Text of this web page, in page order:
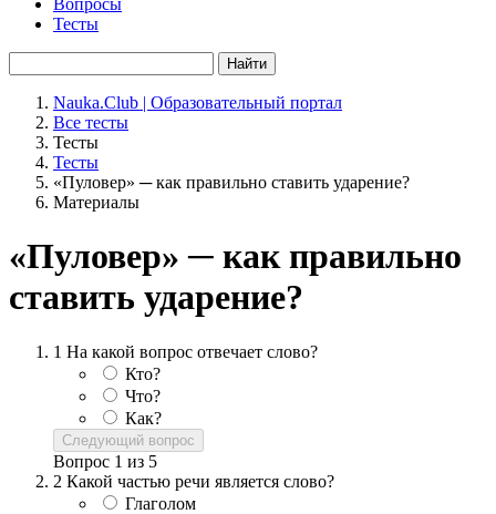
Вопросы
Тесты
Найти
Nauka.Club | Образовательный портал
Все тесты
Тесты
Тесты
«Пуловер» ─ как правильно ставить ударение?
Материалы
«Пуловер» ─ как правильно
ставить ударение?
1 На какой вопрос отвечает слово?
Кто?
Что?
Как?
Следующий вопрос
Вопрос 1 из 5
2 Какой частью речи является слово?
Глаголом